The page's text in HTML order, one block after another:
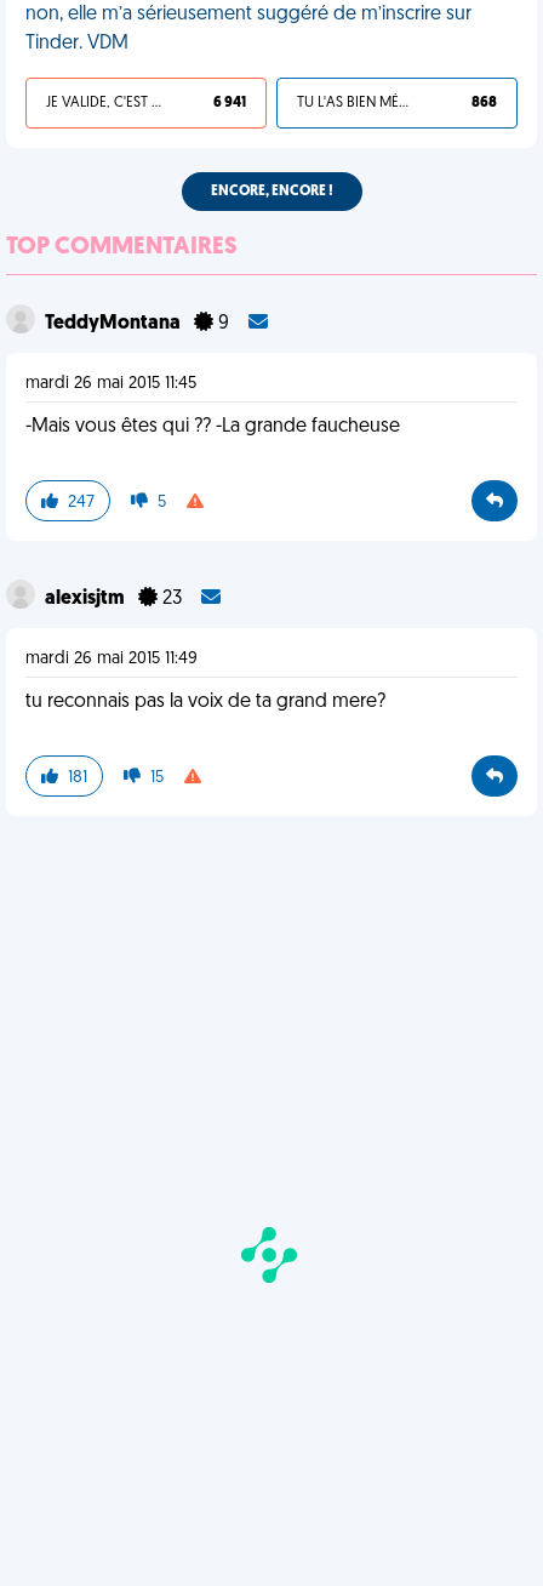
non, elle m’a sérieusement suggéré de m’inscrire sur
Tinder. VDM
JE VALIDE, C'EST UNE VDM 6 941 TU L'AS BIEN MÉRITÉ 868
ENCORE, ENCORE !
TOP COMMENTAIRES
TeddyMontana 9
mardi 26 mai 2015 11:45
-Mais vous êtes qui ?? -La grande faucheuse
247 5
alexisjtm 23
mardi 26 mai 2015 11:49
tu reconnais pas la voix de ta grand mere?
181 15